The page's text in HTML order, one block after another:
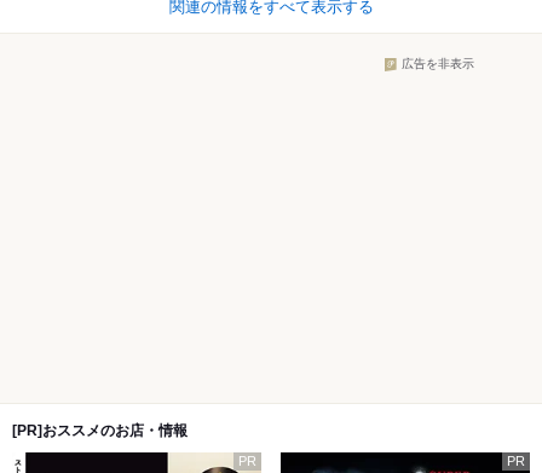
関連の情報をすべて表示する
広告を非表示
[PR]おススメのお店・情報
PR PR